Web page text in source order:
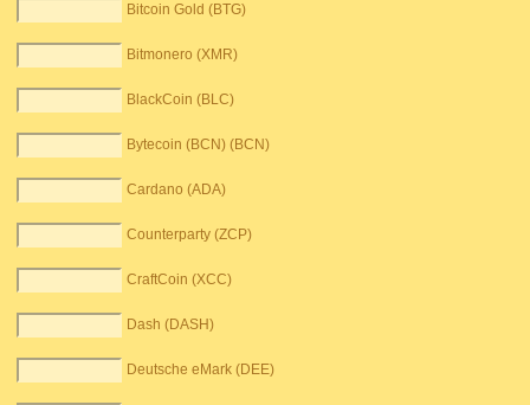
Bitcoin Gold (BTG)
Bitmonero (XMR)
BlackCoin (BLC)
Bytecoin (BCN) (BCN)
Cardano (ADA)
Counterparty (ZCP)
CraftCoin (XCC)
Dash (DASH)
Deutsche eMark (DEE)